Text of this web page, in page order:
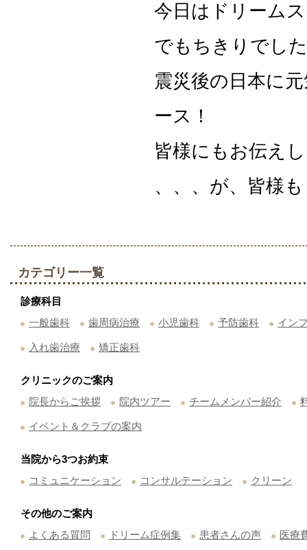
今日はドリーム
でもちきりでし
震災後の日本に
ース！
皆様にもお伝え
、、、が、皆様
カテゴリー一覧
診療科目
一般歯科
歯周病治療 小児歯科 予防歯科 イン
入れ歯治療 矯正歯科
クリニックのご案内
院長からご挨拶
院内ツアー チームメンバー紹介
イベント＆クラブの案内
当院から3つお約束
コミュニケーション
コンサルテーション クリーン
その他のご案内
よくある質問
ドリーム症例集 患者さんの声 医療